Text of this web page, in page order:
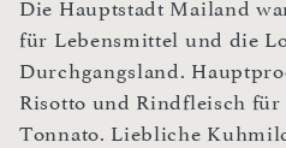
Die Hauptstadt Mailand
für Lebensmittel und die
Durchgangsland.
Risotto und Rindfleisch
Tonnato. Liebliche